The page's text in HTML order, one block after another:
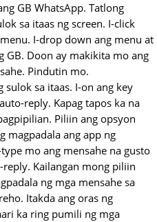
GB WhatsApp. Tatlong
sa itaas ng screen. I-click
I-drop down ang menu at
GB. Doon ay makikita mo ang
Pindutin mo.
sulok sa itaas. I-on ang key
reply. Kapag tapos ka na
Piliin ang opsyon
magpadala ang app ng
mo ang mensahe na gusto
Kailangan mong piliin
ng mga mensahe sa
Itakda ang oras ng
ka ring pumili ng mga